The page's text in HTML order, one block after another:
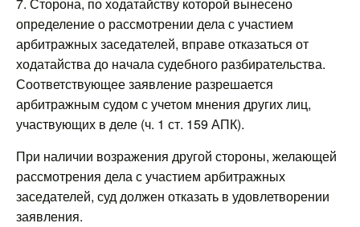
7. Сторона, по ходатайству которой вынесено
определение о рассмотрении дела с участием
арбитражных заседателей, вправе отказаться от
ходатайства до начала судебного разбирательства.
Соответствующее заявление разрешается
арбитражным судом с учетом мнения других лиц,
участвующих в деле (ч. 1 ст. 159 АПК).
При наличии возражения другой стороны, желающей
рассмотрения дела с участием арбитражных
заседателей, суд должен отказать в удовлетворении
заявления.